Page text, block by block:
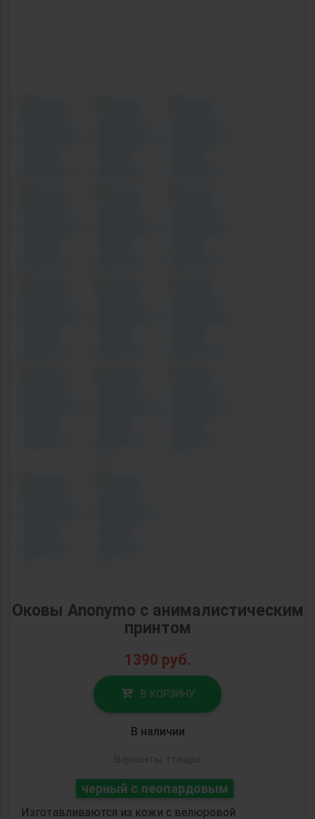
Оковы Anonymo с анималистическим
принтом
1390 руб.
В КОРЗИНУ
В наличии
черный с леопардовым
Изготавливаются из кожи с велюровой